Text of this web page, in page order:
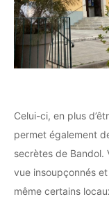
Celui-ci, en plus
permet également
secrètes de Bandol.
vue insoupçonnés
même certains